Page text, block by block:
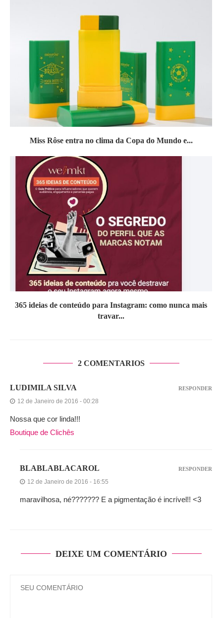
Miss Rôse entra no clima da Copa do Mundo e...
365 ideias de conteúdo para Instagram: como nunca mais
travar...
2 COMENTARIOS
LUDIMILA SILVA
12 de Janeiro de 2016 - 00:28
Nossa que cor linda!!!
Boutique de Clichês
RESPONDER
BLABLABLACAROL
12 de Janeiro de 2016 - 16:55
maravilhosa, né??????? E a pigmentação é incrível!! <3
RESPONDER
DEIXE UM COMENTÁRIO